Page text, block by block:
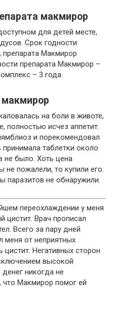
макмирор
для детей месте,
Срок годности
препарата Макмирор
препарата Макмирор –
– 3 года
на боли в животе,
полностью исчез аппетит.
и порекомендовал
таблетки около
не было. Хоть цена
не пожалели, то купили его.
паразитов не обнаружили.
переохлаждении у меня
цистит. Врач прописал
Всего за пару дней
меня от неприятных
Негативных сторон
высокой
никогда не
что Макмирор помог ей